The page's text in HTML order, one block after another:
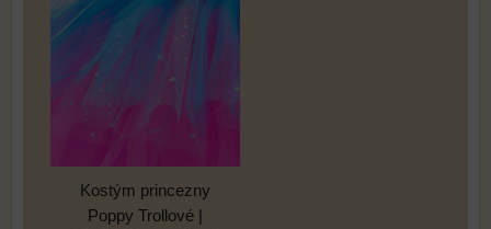
Kostým princezny
Poppy Trollové |